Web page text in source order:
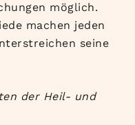
möglich.
machen jeden
seine
der Heil- und